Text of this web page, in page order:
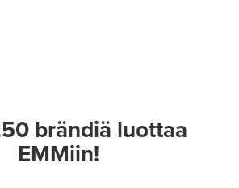
brändiä luottaa
EMMiin!